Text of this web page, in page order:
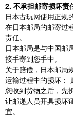
2. 不承担邮寄损坏责
日本古玩网使用正规
在日本邮局的邮寄过
责任。
日本邮局是与中国邮
接手寄到您手中。
关于赔偿，日本邮局
运输过程中的损坏：
您收到货物之后，先
让邮递人员开具损坏
宜。